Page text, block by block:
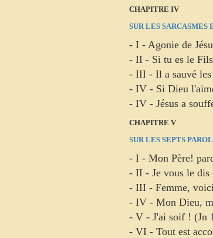
CHAPITRE IV
SUR LES SARCASMES
- I - Agonie de
- II - Si tu es le
- III - Il a sauvé les
- IV - Si Dieu
- IV - Jésus a
CHAPITRE V
SUR LES SEPTS
- I - Mon Père!
- II - Je vous le dis
- III - Femme,
- IV - Mon Dieu,
- V - J'ai soif ! (Jn
- VI - Tout est